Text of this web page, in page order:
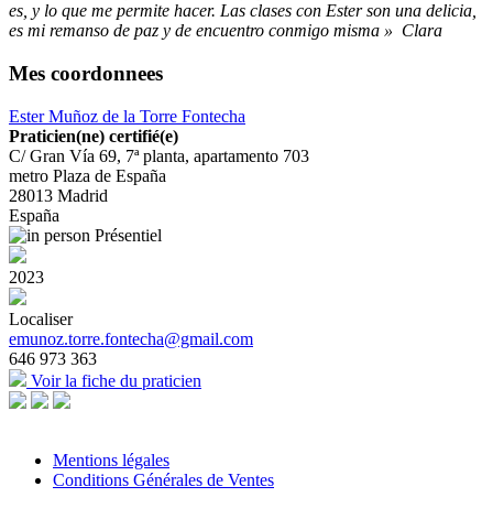
es, y lo que me permite hacer. Las clases con Ester son una delicia,
es mi remanso de paz y de encuentro conmigo misma » Clara
Mes coordonnees
Ester Muñoz de la Torre Fontecha
Praticien(ne) certifié(e)
C/ Gran Vía 69, 7ª planta, apartamento 703
metro Plaza de España
28013 Madrid
España
Présentiel
2023
Localiser
emunoz.torre.fontecha@gmail.com
646 973 363
Voir la fiche du praticien
Mentions légales
Conditions Générales de Ventes